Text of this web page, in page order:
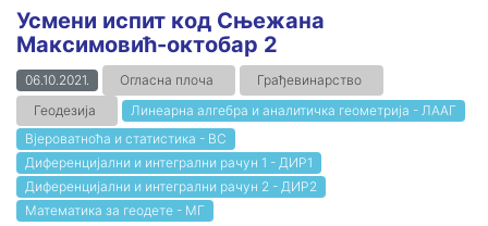
Усмени испит код Сњежана
Максимовић-октобар 2
06.10.2021. Огласна плоча
Грађевинарство
Геодезија
Линеарна алгебра и аналитичка геометрија - ЛААГ
Вјероватноћа и статистика - ВС
Диференцијални и интегрални рачун 1 - ДИР1
Диференцијални и интегрални рачун 2 - ДИР2
Математика за геодете - МГ